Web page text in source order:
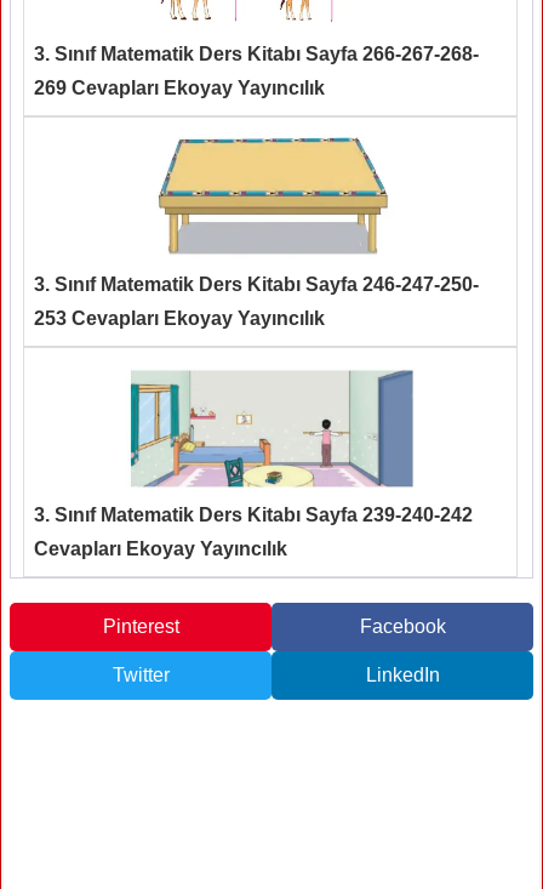
3. Sınıf Matematik Ders Kitabı Sayfa 266-267-268-
269 Cevapları Ekoyay Yayıncılık
3. Sınıf Matematik Ders Kitabı Sayfa 246-247-250-
253 Cevapları Ekoyay Yayıncılık
3. Sınıf Matematik Ders Kitabı Sayfa 239-240-242
Cevapları Ekoyay Yayıncılık
Pinterest Facebook
Twitter LinkedIn